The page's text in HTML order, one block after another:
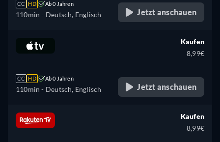
CC HD Ab 0 Jahren
110min - Deutsch, Englisch Jetzt anschauen
CC HD Ab 0 Jahren
110min - Deutsch, Englisch
Kaufen
8,99€
Jetzt anschauen
Kaufen
8,99€